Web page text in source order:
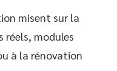
misent sur la
réels, modules
à la rénovation